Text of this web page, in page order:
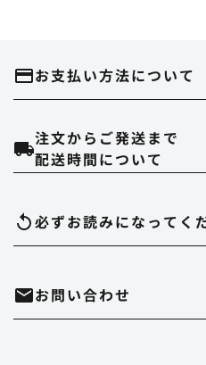
お支払い方法について
クレジットカード
当ストアでは、以下のクレジット会社
代金引換
注文からご発送まで
配送時間について
配達時間は午前（9～12時）、14～
必ずお読みになって く
在庫切れについて
お問い合わせ